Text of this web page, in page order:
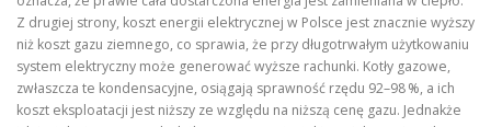
Z drugiej strony, koszt energii elektrycznej w Polsce jest znacznie wyższy
niż koszt gazu ziemnego, co sprawia, że przy długotrwałym użytkowaniu
system elektryczny może generować wyższe rachunki. Kotły gazowe,
zwłaszcza te kondensacyjne, osiągają sprawność rzędu 92–98 %, a ich
koszt eksploatacji jest niższy ze względu na niższą cenę gazu. Jednakże